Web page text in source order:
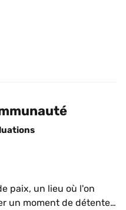
paix, un lieu où l'on
un moment de détente.